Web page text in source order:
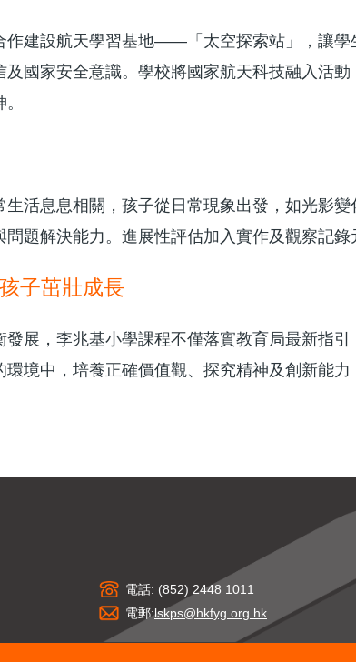
作建設航天學習基地——「太空探索站」，讓
國家安全意識。學校將國家航天科技融入活
活息息相關，孩子從日常現象出發，如光影變
題解決能力。進展性評估加入實作及觀察記錄
子茁壯成長
展，李兆基小學課程不僅落實教育局最新指
境中，培養正確價值觀、探究精神及創新能力
電話: (852) 2448 1011
電郵:lskps@hkfyg.org.hk